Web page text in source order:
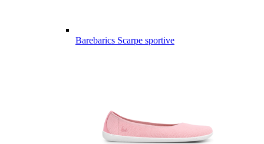
Barebarics Scarpe sportive